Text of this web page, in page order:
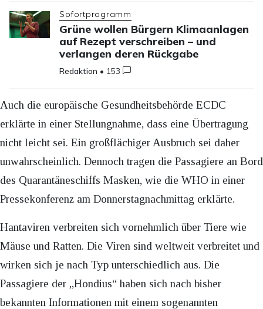
Sofortprogramm
Grüne wollen Bürgern Klimaanlagen
auf Rezept verschreiben – und
verlangen deren Rückgabe
Redaktion • 153
Auch die europäische Gesundheitsbehörde ECDC
erklärte in einer Stellungnahme, dass eine Übertragung
nicht leicht sei. Ein großflächiger Ausbruch sei daher
unwahrscheinlich. Dennoch tragen die Passagiere an Bord
des Quarantäneschiffs Masken, wie die WHO in einer
Pressekonferenz am Donnerstagnachmittag erklärte.
Hantaviren verbreiten sich vornehmlich über Tiere wie
Mäuse und Ratten. Die Viren sind weltweit verbreitet und
wirken sich je nach Typ unterschiedlich aus. Die
Passagiere der „Hondius“ haben sich nach bisher
bekannten Informationen mit einem sogenannten